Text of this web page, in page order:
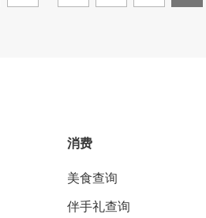
消费
美食查询
伴手礼查询